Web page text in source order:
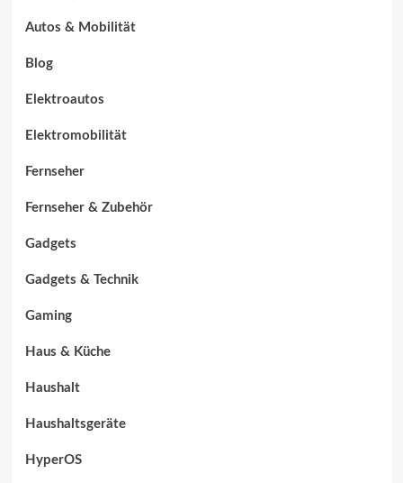
Autos & Mobilität
Blog
Elektroautos
Elektromobilität
Fernseher
Fernseher & Zubehör
Gadgets
Gadgets & Technik
Gaming
Haus & Küche
Haushalt
Haushaltsgeräte
HyperOS